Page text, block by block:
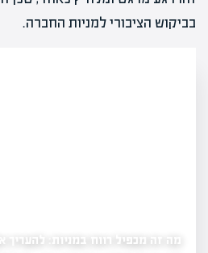
בביקוש הציבורי למניות החברה.
את שווי החברה
הכלכליים